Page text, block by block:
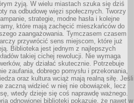
żyją. W wielu miastach szuka się dziś
na odbudowę więzi społecznych. Tworzy
strategie, modne hasła i kolejne
które mają zachęcić mieszkańców do
zaangażowania. Tymczasem czasem
przywrócić sens miejscom, które już
Biblioteka jest jednym z najlepszych
takiej cichej rewolucji. Nie wymaga
aby działać skutecznie. Potrzebuje
zaufania, dobrego pomysłu i przekonania,
oraz kultura wciąż mają realną siłę. Jeśli
zaczną widzieć w niej nie obowiązek, lecz
wtedy dzieje się coś naprawdę ważnego.
odnowionej biblioteki pokazuje, że nawet w